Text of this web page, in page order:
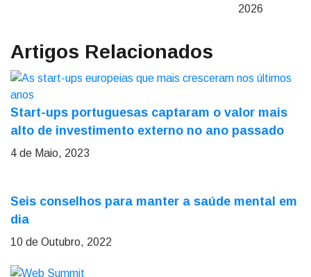
2026
Artigos Relacionados
Start-ups portuguesas captaram o valor mais
alto de investimento externo no ano passado
4 de Maio, 2023
Seis conselhos para manter a saúde mental em
dia
10 de Outubro, 2022